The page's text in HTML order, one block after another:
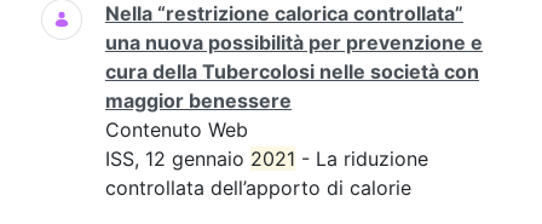
Nella “restrizione calorica controllata”
una nuova possibilità per prevenzione e
cura della Tubercolosi nelle società con
maggior benessere
Contenuto Web
ISS, 12 gennaio 2021 - La riduzione
controllata dell’apporto di calorie